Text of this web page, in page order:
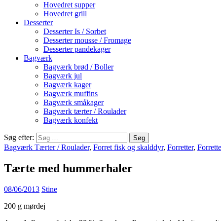
Hovedret supper
Hovedret grill
Desserter
Desserter Is / Sorbet
Desserter mousse / Fromage
Desserter pandekager
Bagværk
Bagværk brød / Boller
Bagværk jul
Bagværk kager
Bagværk muffins
Bagværk småkager
Bagværk tærter / Roulader
Bagværk konfekt
Søg efter:
Bagværk Tærter / Roulader, Forret fisk og skalddyr, Forretter,
Tærte med hummerhaler
08/06/2013 Stine
200 g mørdej